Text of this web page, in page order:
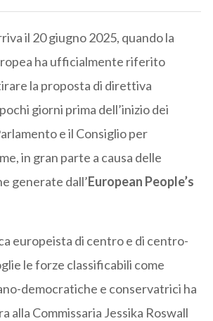
il 20 giugno 2025, quando la
ha ufficialmente riferito
la proposta di direttiva
pochi giorni prima dell’inizio dei
e il Consiglio per
in gran parte a causa delle
generate dall’European People’s
europeista di centro e di centro-
le forze classificabili come
democratiche e conservatrici ha
alla Commissaria Jessika Roswall